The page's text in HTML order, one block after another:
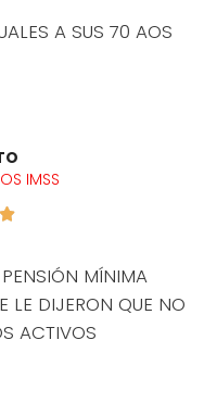
A SUS 70 AOS
IMSS

MÍNIMA
LE DIJERON QUE NO
ACTIVOS